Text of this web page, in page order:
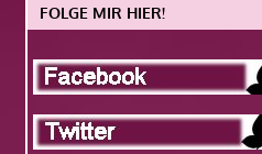
FOLGE MIR HIER!